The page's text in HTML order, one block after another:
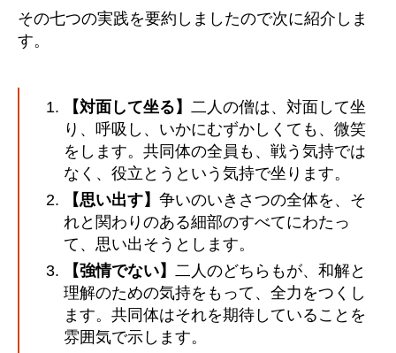
その七つの実践を要約しましたので次に紹介しま
す。
【対面して坐る】 二人の僧は、対面して坐
り、呼吸し、いかにむずかしくても、微笑
をします。共同体の全員も、戦う気持では
なく、役立とうという気持で坐ります。
【思い出す】 争いのいきさつの全体を、そ
れと関わりのある細部のすべてにわたっ
て、思い出そうとします。
【強情でない】 二人のどちらもが、和解と
理解のための気持をもって、全力をつくし
ます。共同体はそれを期待していることを
雰囲気で示します。